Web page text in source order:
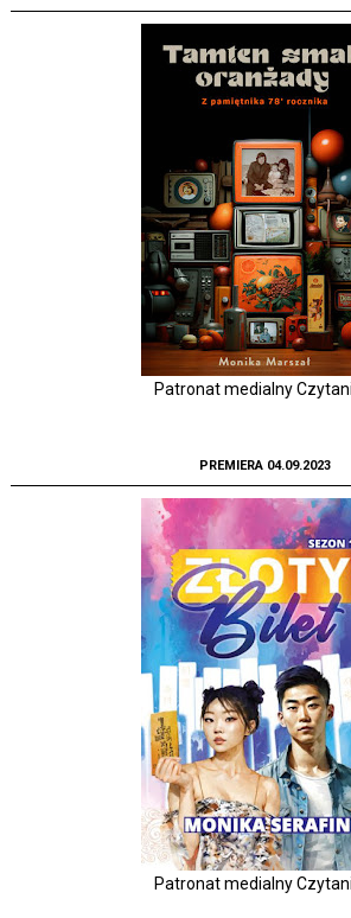
Patronat medialny
PREMIERA 04.09.2023
Patronat medialny